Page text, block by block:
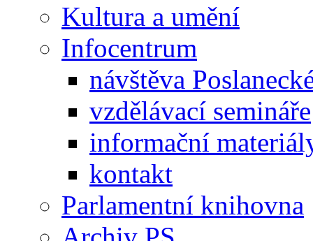
Kultura a umění
Infocentrum
návštěva
vzdělávací semináře
informační
kontakt
Parlamentní knihovna